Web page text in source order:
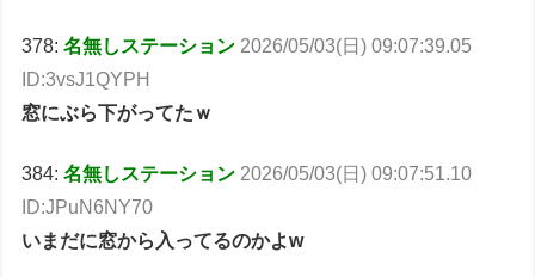
378:名無しステーション 2026/05/03(日) 09:07:39.05
ID:3vsJ1QYPH
窓にぶら下がってたｗ
384:名無しステーション 2026/05/03(日) 09:07:51.10
ID:JPuN6NY70
いまだに窓から入ってるのかよw